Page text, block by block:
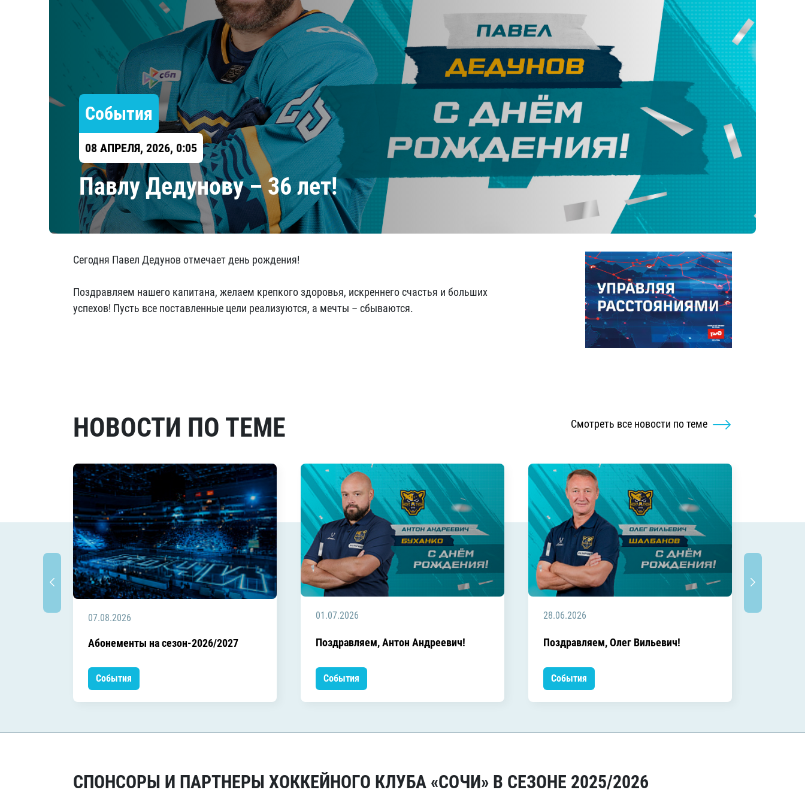
Локомотив
Северсталь
Шанхайские Драконы
Барыс
Салават Юлаев
Сибирь
События
08 АПРЕЛЯ, 2026, 0:05
Павлу Дедунову – 36 лет!
Сегодня Павел Дедунов отмечает день рождения!
Поздравляем нашего капитана, желаем крепкого здоровья, искреннего счастья и больших
успехов! Пусть все поставленные цели реализуются, а мечты – сбываются.
НОВОСТИ ПО ТЕМЕ Смотреть все новости по теме
07.08.2026
Абонементы на сезон-2026/2027
События
01.07.2026
Поздравляем, Антон Андреевич!
События
28.06.2026
Поздравляем, Олег Вильевич!
События
СПОНСОРЫ И ПАРТНЕРЫ ХОККЕЙНОГО КЛУБА «СОЧИ» В СЕЗОНЕ 2025/2026